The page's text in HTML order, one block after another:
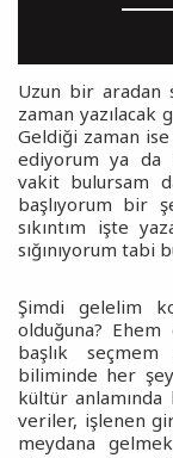
Uzun bir aradan
zaman
Geldiği zaman
ediyorum ya da
vakit bulursam
başlıyorum bir
sıkıntım işte
sığınıyorum tabi
Şimdi gelelim
olduğuna?
başlık
biliminde her
kültür
veriler, işlenen
meydana